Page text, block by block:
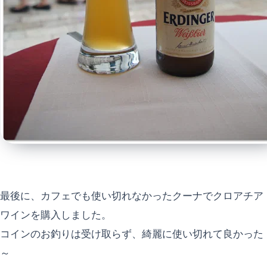
最後に、カフェでも使い切れなかったクーナでクロアチア
ワインを購入しました。
コインのお釣りは受け取らず、綺麗に使い切れて良かった
～